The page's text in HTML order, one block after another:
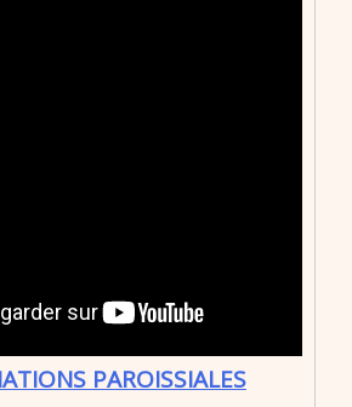
PAROISSIALES